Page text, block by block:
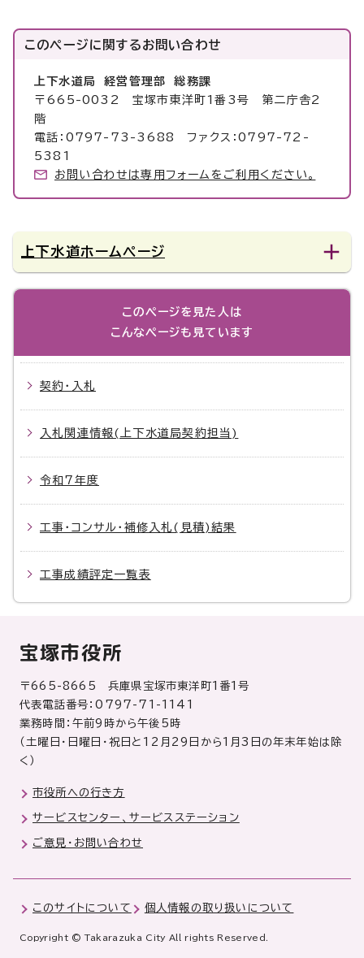
このページに関するお問い合わせ
上下水道局 経営管理部 総務課
〒665-0032 宝塚市東洋町1番3号 第二庁舎2
階
電話：0797-73-3688 ファクス：0797-72-
5381
お問い合わせは専用フォームをご利用ください。
上下水道ホームページ
このページを見た人は
こんなページも見ています
契約・入札
入札関連情報(上下水道局契約担当)
令和7年度
工事・コンサル・補修入札(見積)結果
工事成績評定一覧表
宝塚市役所
〒665-8665 兵庫県宝塚市東洋町1番1号
代表電話番号：0797-71-1141
業務時間：午前9時から午後5時
（土曜日・日曜日・祝日と12月29日から1月3日の年末年始は除
く）
市役所への行き方
サービスセンター、サービスステーション
ご意見・お問い合わせ
このサイトについて 個人情報の取り扱いについて
Copyright © Takarazuka City All rights Reserved.